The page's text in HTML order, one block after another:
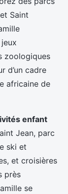
Saint
zoologiques
d’un cadre
africaine de
enfant
Jean, parc
ski et
et croisières
près
se